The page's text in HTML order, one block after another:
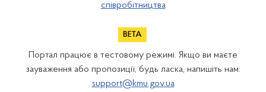
співробітництва
Портал працює в тестовому режимі. Якщо ви маєте
зауваження або пропозиції, будь ласка, напишіть нам:
support@kmu.gov.ua